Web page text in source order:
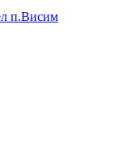
п.Висим